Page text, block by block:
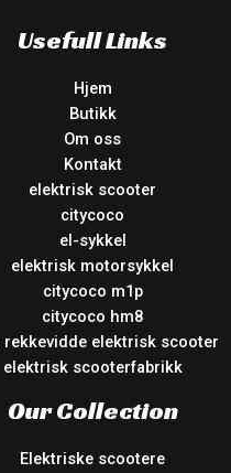
Usefull Links
Hjem
Butikk
Om oss
Kontakt
elektrisk scooter
citycoco
el-sykkel
elektrisk motorsykkel
citycoco m1p
citycoco hm8
rekkevidde elektrisk scooter
elektrisk scooterfabrikk
Our Collection
Elektriske scootere